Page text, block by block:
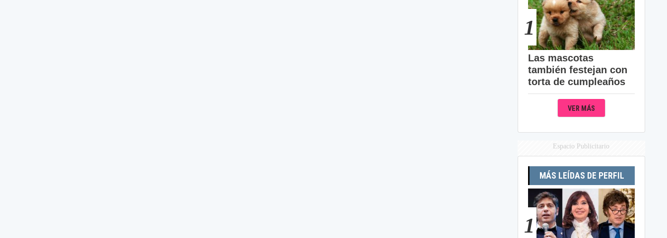
1
Las mascotas
también festejan con
torta de cumpleaños
VER MÁS
Espacio Publicitario
MÁS LEÍDAS DE PERFIL
1